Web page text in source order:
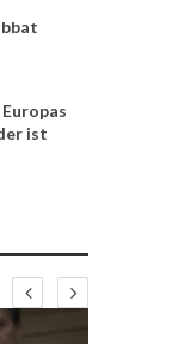
ist